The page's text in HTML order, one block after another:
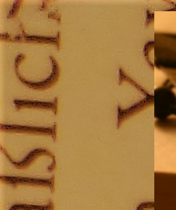
↓
ZUM